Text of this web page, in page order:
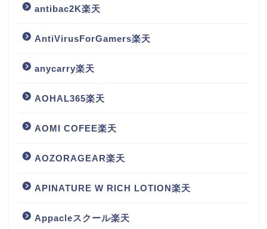
antibac2K楽天
AntiVirusForGamers楽天
anycarry楽天
AOHAL365楽天
AOMI COFEE楽天
AOZORAGEAR楽天
APINATURE W RICH LOTION楽天
Appacleスクール楽天